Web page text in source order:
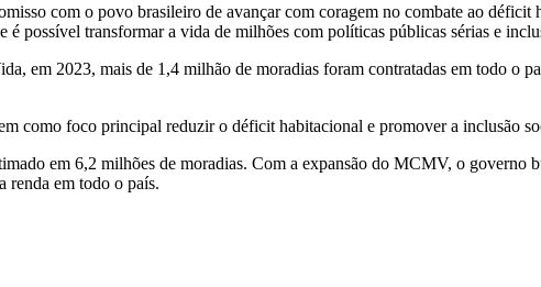
com o povo brasileiro de avançar com coragem no combate ao
possível transformar a vida de milhões com políticas públicas sérias e
em 2023, mais de 1,4 milhão de moradias foram contratadas em todo o
como foco principal reduzir o déficit habitacional e promover a inclusão
em 6,2 milhões de moradias. Com a expansão do MCMV, o governo
renda em todo o país.